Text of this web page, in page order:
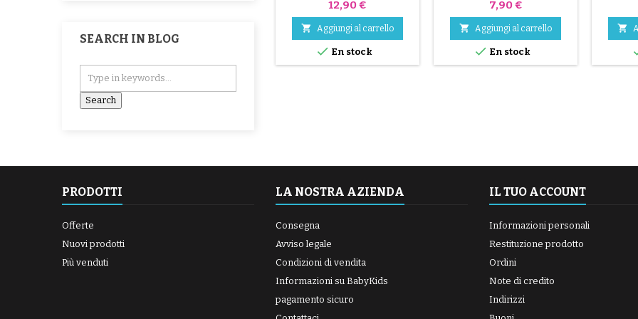
SEARCH IN BLOG
Prezzo
12,90 €
 Aggiungi al carrello
 En stock
Prezzo
7,90 €
 Aggiungi al carrello
 En stock

PRODOTTI
Offerte
Nuovi prodotti
Più venduti
LA NOSTRA AZIENDA
Consegna
Avviso legale
Condizioni di vendita
Informazioni su BabyKids
pagamento sicuro
IL TUO ACCOUNT
Informazioni personali
Restituzione prodotto
Ordini
Note di credito
Indirizzi